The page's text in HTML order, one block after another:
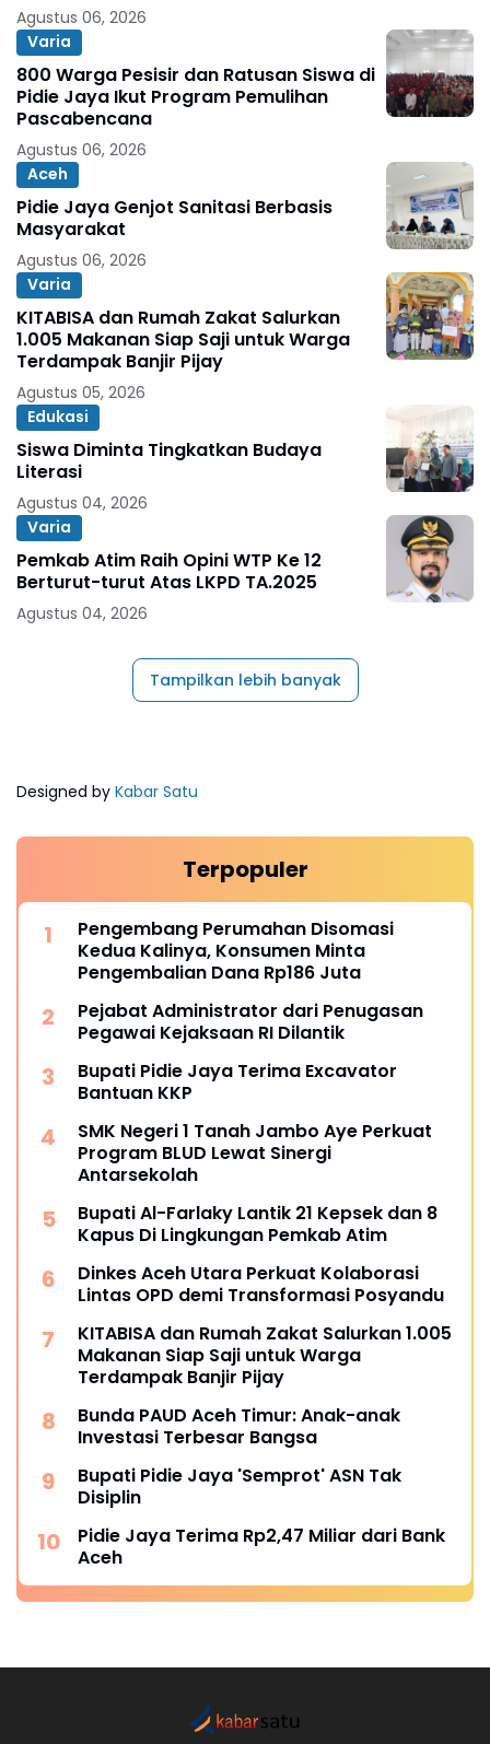
Agustus 06, 2026
Varia
800 Warga Pesisir dan Ratusan Siswa di
Pidie Jaya Ikut Program Pemulihan
Pascabencana
Agustus 06, 2026
Aceh
Pidie Jaya Genjot Sanitasi Berbasis
Masyarakat
Agustus 06, 2026
Varia
KITABISA dan Rumah Zakat Salurkan
1.005 Makanan Siap Saji untuk Warga
Terdampak Banjir Pijay
Agustus 05, 2026
Edukasi
Siswa Diminta Tingkatkan Budaya
Literasi
Agustus 04, 2026
Varia
Pemkab Atim Raih Opini WTP Ke 12
Berturut-turut Atas LKPD TA.2025
Agustus 04, 2026
Tampilkan lebih banyak
Designed by Kabar Satu
Terpopuler
Pengembang Perumahan Disomasi
Kedua Kalinya, Konsumen Minta
Pengembalian Dana Rp186 Juta
Pejabat Administrator dari Penugasan
Pegawai Kejaksaan RI Dilantik
Bupati Pidie Jaya Terima Excavator
Bantuan KKP
SMK Negeri 1 Tanah Jambo Aye Perkuat
Program BLUD Lewat Sinergi
Antarsekolah
Bupati Al-Farlaky Lantik 21 Kepsek dan 8
Kapus Di Lingkungan Pemkab Atim
Dinkes Aceh Utara Perkuat Kolaborasi
Lintas OPD demi Transformasi Posyandu
KITABISA dan Rumah Zakat Salurkan 1.005
Makanan Siap Saji untuk Warga
Terdampak Banjir Pijay
Bunda PAUD Aceh Timur: Anak-anak
Investasi Terbesar Bangsa
Bupati Pidie Jaya 'Semprot' ASN Tak
Disiplin
Pidie Jaya Terima Rp2,47 Miliar dari Bank
Aceh